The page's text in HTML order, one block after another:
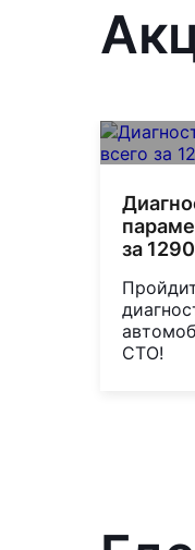
за
СТО!